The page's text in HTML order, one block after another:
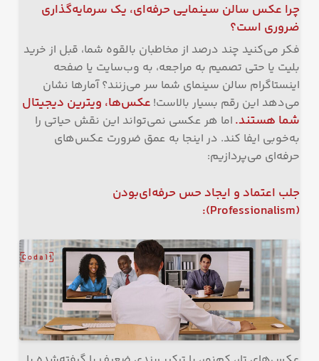
چرا عکس سالن سینمایی حرفه‌ای، یک سرمایه‌گذاری
ضروری است؟
فکر می‌کنید چند درصد از مخاطبان بالقوه شما، قبل از خرید
بلیت یا حتی تصمیم به مراجعه، به وب‌سایت یا صفحه
اینستاگرام سالن سینمای شما سر می‌زنند؟ آمارها نشان
می‌دهد این رقم بسیار بالاست! عکس‌ها، ویترین دیجیتال
شما هستند. اما هر عکسی نمی‌تواند این نقش حیاتی را
به‌خوبی ایفا کند. در اینجا به عمق ضرورت عکس‌های
حرفه‌ای می‌پردازیم:
جلب اعتماد و ایجاد حس حرفه‌ای‌بودن
(Professionalism):